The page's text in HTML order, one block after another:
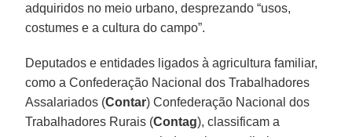
adquiridos no meio urbano, desprezando “usos,
costumes e a cultura do campo”.
Deputados e entidades ligados à agricultura familiar,
como a Confederação Nacional dos Trabalhadores
Assalariados (Contar) Confederação Nacional dos
Trabalhadores Rurais (Contag), classificam a